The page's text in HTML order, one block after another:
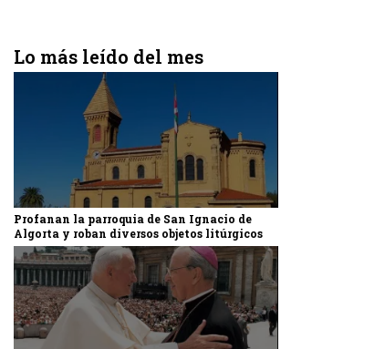
Lo más leído del mes
Profanan la parroquia de San Ignacio de
Algorta y roban diversos objetos litúrgicos